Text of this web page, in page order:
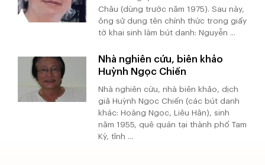
Châu (dùng trước năm 1975). Sau này,
ông sử dụng tên chính thức trong giấy
tờ khai sinh làm bút danh: Nguyễn ...
Nhà nghiên cứu, biên khảo
Huỳnh Ngọc Chiến
Nhà nghiên cứu, nhà biên khảo, dịch
giả Huỳnh Ngọc Chiến (các bút danh
khác: Hoàng Ngọc, Liêu Hân), sinh
năm 1955, quê quán tại thành phố Tam
Kỳ, tỉnh ...